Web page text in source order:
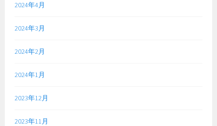
2024年4月
2024年3月
2024年2月
2024年1月
2023年12月
2023年11月